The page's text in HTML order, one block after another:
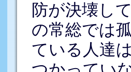
防が決壊し
の常総では
ている人達